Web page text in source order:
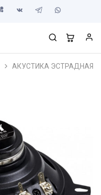
АКУСТИКА ЭСТРАДНАЯ